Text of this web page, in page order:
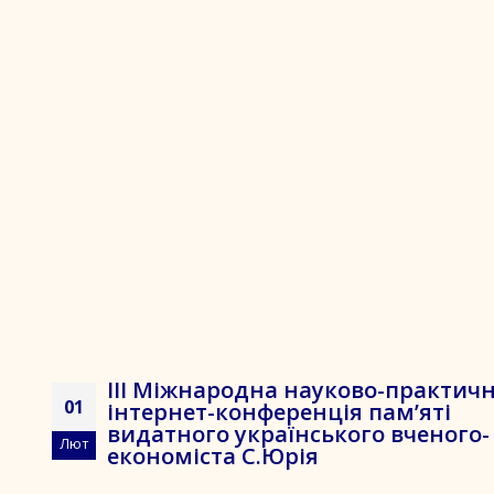
01
Лют
ІІІ Міжнародна науково-
інтернет-конференція пам’яті
видатного українського вченого-
економіста С.Юрія